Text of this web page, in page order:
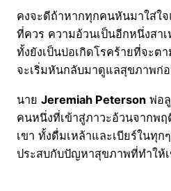
คงจะดีถ้าหากทุกคนหันมาใส่ใ
ที่ควร ความอ้วนเป็นอีกหนึ่งสา
ทั้งยังเป็นบ่อเกิดโรคร้ายที่จะต
จะเริ่มหันกลับมาดูแลสุขภาพก่
นาย Jeremiah Peterson พ่อ
คนหนึ่งที่เข้าสู่ภาวะอ้วนจากพ
เขา ทั้งดื่มเหล้าและเบียร์ในทุก
ประสบกับปัญหาสุขภาพที่ทำให้เ